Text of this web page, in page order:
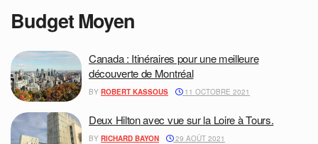
Budget Moyen
Canada : Itinéraires pour une meilleure
découverte de Montréal
BY ROBERT KASSOUS 11 OCTOBRE 2021
Deux Hilton avec vue sur la Loire à Tours.
BY RICHARD BAYON 29 AOÛT 2021